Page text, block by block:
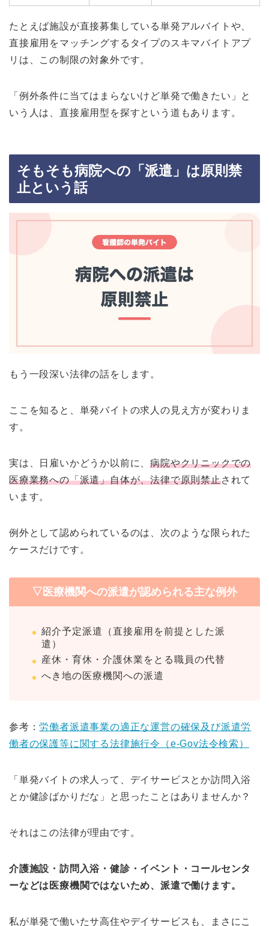
たとえば施設が直接募集している単発アルバイトや、
直接雇用をマッチングするタイプのスキマバイトアプ
リは、この制限の対象外です。
「例外条件に当てはまらないけど単発で働きたい」と
いう人は、直接雇用型を探すという道もあります。
そもそも病院への「派遣」は原則禁
止という話
もう一段深い法律の話をします。
ここを知ると、単発バイトの求人の見え方が変わりま
す。
実は、日雇いかどうか以前に、病院やクリニックでの
医療業務への「派遣」自体が、法律で原則禁止されて
います。
例外として認められているのは、次のような限られた
ケースだけです。
▽医療機関への派遣が認められる主な例外
紹介予定派遣（直接雇用を前提とした派
遣）
産休・育休・介護休業をとる職員の代替
へき地の医療機関への派遣
参考：労働者派遣事業の適正な運営の確保及び派遣労
働者の保護等に関する法律施行令（e-Gov法令検索）
「単発バイトの求人って、デイサービスとか訪問入浴
とか健診ばかりだな」と思ったことはありませんか？
それはこの法律が理由です。
介護施設・訪問入浴・健診・イベント・コールセンタ
ーなどは医療機関ではないため、派遣で働けます。
私が単発で働いたサ高住やデイサービスも、まさにこ